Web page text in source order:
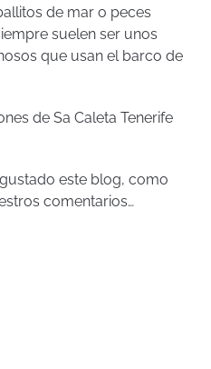
de mar o peces
suelen ser unos
que usan el barco de
de Sa Caleta Tenerife
este blog, como
comentarios…